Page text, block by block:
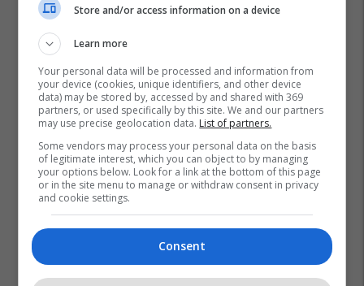
Store and/or access information on a device
Learn more
Your personal data will be processed and information from
your device (cookies, unique identifiers, and other device
data) may be stored by, accessed by and shared with 369
partners, or used specifically by this site. We and our partners
may use precise geolocation data. List of partners.
Some vendors may process your personal data on the basis
of legitimate interest, which you can object to by managing
your options below. Look for a link at the bottom of this page
or in the site menu to manage or withdraw consent in privacy
and cookie settings.
Consent